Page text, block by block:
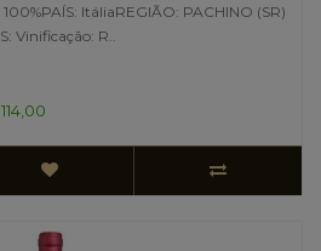
ItáliaREGIÃO: PACHINO (SR)
Vinificação: R..